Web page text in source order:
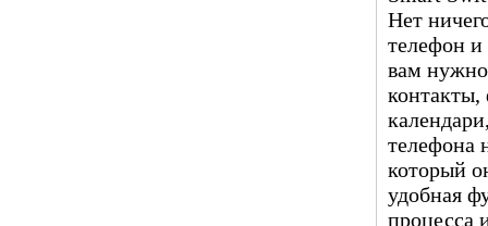
Нет
телефон
вам
телефона
который
удобная
процесса